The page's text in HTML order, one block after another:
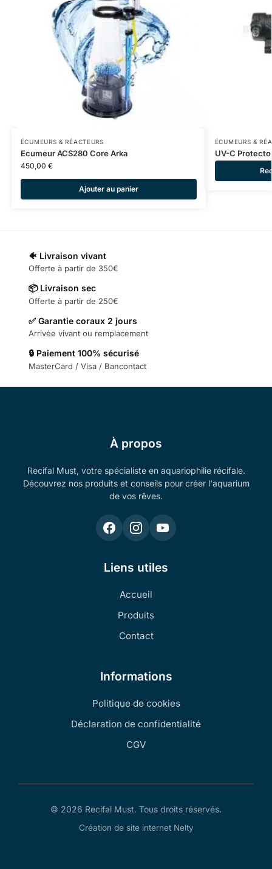
ÉCUMEURS & RÉACTEURS
Ecumeur ACS280 Core Arka
450,00 €
Ajouter au panier
ÉCUMEURS &
UV-C
🐠 Livraison vivant
Offerte à partir de 350€
📦 Livraison sec
Offerte à partir de 250€
✅ Garantie coraux 2 jours
Arrivée vivant ou remplacement
🔒 Paiement 100% sécurisé
MasterCard / Visa / Bancontact
À propos
Recifal Must, votre spécialiste en aquariophilie récifale.
Découvrez nos produits et conseils pour créer l'aquarium
de vos rêves.
Liens utiles
Accueil
Produits
Contact
Informations
Politique de cookies
Déclaration de confidentialité
CGV
© 2026 Recifal Must. Tous droits réservés.
Création de site internet Nelty